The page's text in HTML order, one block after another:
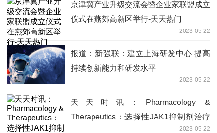
京津冀产业升级交流会暨企业家联盟成立
仪式在燕郊高新区举行-天天热门
2023-05-22
报道：新强联：建立上海研发中心 提高
持续创新能力和研发水平
2023-05-22
天天时讯：Pharmacology &
Therapeutics：选择性JAK1抑制剂治疗
2023-05-22